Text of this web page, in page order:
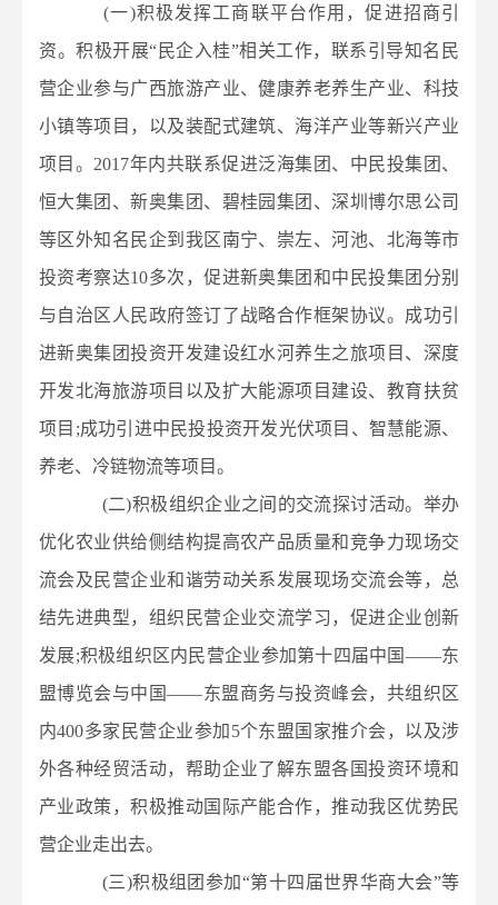
(一)积极发挥工商联平台作用，促进招商引
资。积极开展“民企入桂”相关工作，联系引导知名民
营企业参与广西旅游产业、健康养老养生产业、科技
小镇等项目，以及装配式建筑、海洋产业等新兴产业
项目。2017年内共联系促进泛海集团、中民投集团、
恒大集团、新奥集团、碧桂园集团、深圳博尔思公司
等区外知名民企到我区南宁、崇左、河池、北海等市
投资考察达10多次，促进新奥集团和中民投集团分别
与自治区人民政府签订了战略合作框架协议。成功引
进新奥集团投资开发建设红水河养生之旅项目、深度
开发北海旅游项目以及扩大能源项目建设、教育扶贫
项目;成功引进中民投投资开发光伏项目、智慧能源、
养老、冷链物流等项目。
(二)积极组织企业之间的交流探讨活动。举办
优化农业供给侧结构提高农产品质量和竞争力现场交
流会及民营企业和谐劳动关系发展现场交流会等，总
结先进典型，组织民营企业交流学习，促进企业创新
发展;积极组织区内民营企业参加第十四届中国——东
盟博览会与中国——东盟商务与投资峰会，共组织区
内400多家民营企业参加5个东盟国家推介会，以及涉
外各种经贸活动，帮助企业了解东盟各国投资环境和
产业政策，积极推动国际产能合作，推动我区优势民
营企业走出去。
(三)积极组团参加“第十四届世界华商大会”等